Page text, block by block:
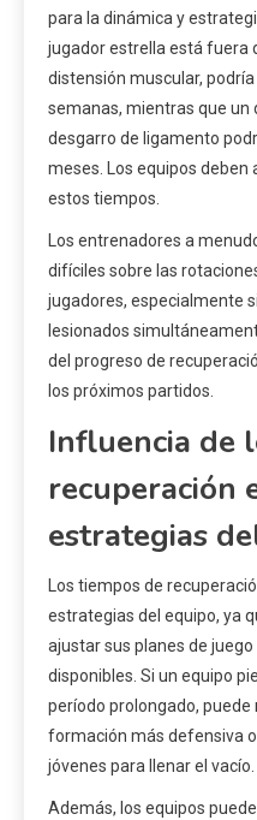
para la dinámica y
jugador estrella está fuera
distensión muscular,
semanas, mientras que un
desgarro de ligamento
meses. Los equipos
estos tiempos.
Los entrenadores a
difíciles sobre las
jugadores, especialmente
lesionados
del progreso de
los próximos partidos.
Influencia de
recuperación
estrategias
Los tiempos de
estrategias del equipo, ya
ajustar sus planes de
disponibles. Si un equipo
período prolongado,
formación más defensiva
jóvenes para llenar el vacío.
Además, los equipos